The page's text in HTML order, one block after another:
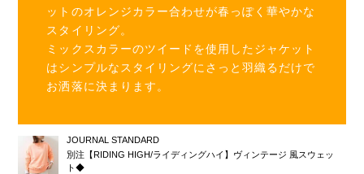
ットのオレンジカラー合わせが春っぽく華やかな
スタイリング。
ミックスカラーのツイードを使用したジャケット
はシンプルなスタイリングにさっと羽織るだけで
お洒落に決まります。
JOURNAL STANDARD
別注【RIDING HIGH/ライディングハイ】ヴィンテージ 風スウェッ
ト◆